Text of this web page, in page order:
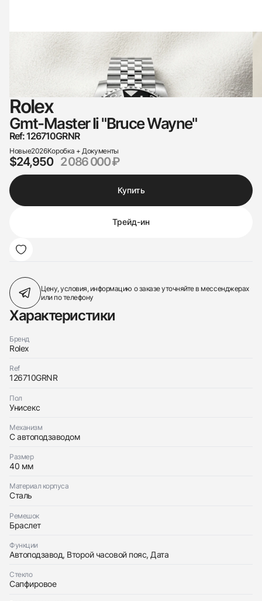
Rolex
Gmt-Master Ii "Bruce Wayne"
Ref: 126710GRNR
Новые2026Коробка + Документы
$24,950 2 086 000 ₽
Купить
Трейд-ин
Цену, условия, информацию о заказеуточняйте в мессенджерах
или по телефону
Характеристики
Бренд
Rolex
Ref
126710GRNR
Пол
Унисекс
Механизм
С автоподзаводом
Размер
40 мм
Материал корпуса
Сталь
Ремешок
Браслет
Функции
Автоподзавод, Второй часовой пояс, Дата
Стекло
Сапфировое